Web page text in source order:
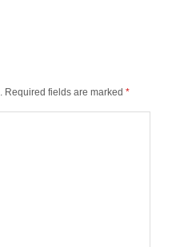
Required fields are marked*